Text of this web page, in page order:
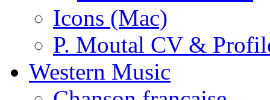
Icons (Mac)
P. Moutal CV &
Western Music